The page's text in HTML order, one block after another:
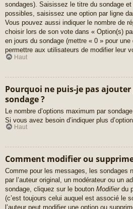
sondages). Saisissez le titre du sondage
possibles, saisissez une option par ligne
Vous pouvez aussi indiquer le nombre de
choisir lors de son vote dans « Option(s)
en jours du sondage (mettre « 0 » pour
permettre aux utilisateurs de modifier leur
Haut
Pourquoi ne puis-je pas
sondage ?
Le nombre d’options maximum par
Si vous avez besoin d’indiquer plus
Haut
Comment modifier ou
Comme pour les messages, les sondages
par l’auteur original, un modérateur ou un
sondage, cliquez sur le bouton Modifierdu
(c’est toujours celui auquel est associé le
l’auteur peut modifier une option ou